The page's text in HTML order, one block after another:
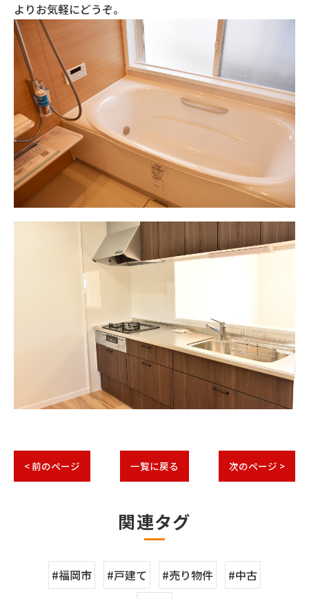
よりお気軽にどうぞ。
< 前のページ 一覧に戻る 次のページ >
関連タグ
#福岡市 #戸建て #売り物件
#中古